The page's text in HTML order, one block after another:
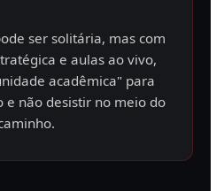
ser solitária, mas com
e aulas ao vivo,
acadêmica" para
e não desistir no meio do